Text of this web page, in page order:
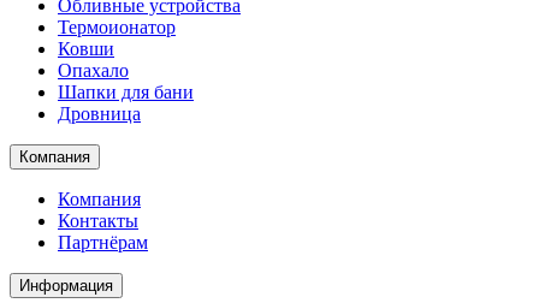
Обливные устройства
Термоионатор
Ковши
Опахало
Шапки для бани
Дровница
Компания
Компания
Контакты
Партнёрам
Информация